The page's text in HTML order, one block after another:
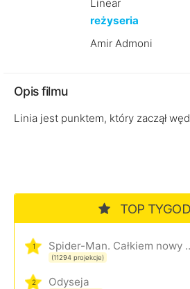
Linear
reżyseria
Amir Admoni
Opis filmu
Linia jest punktem, który zaczął
TOP
1 Spider-
(11294 projekcje)
2 Odyseja